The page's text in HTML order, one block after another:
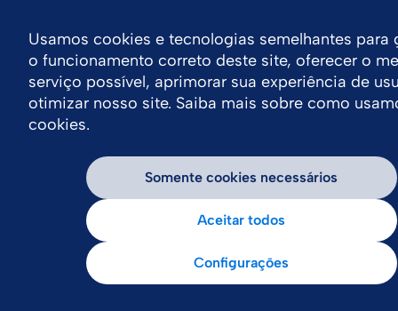
Usamos cookies e tecnologias semelhantes para
o funcionamento correto deste site, oferecer o
serviço possível, aprimorar sua experiência de
otimizar nosso site. Saiba mais sobre como
cookies.
Somente cookies necessários
Aceitar todos
Configurações